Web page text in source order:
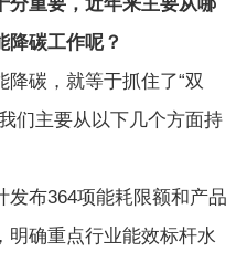
降碳工作呢？
降碳，就等于抓住了“双
们主要从以下几个方面持
发布364项能耗限额和产品
明确重点行业能效标杆水